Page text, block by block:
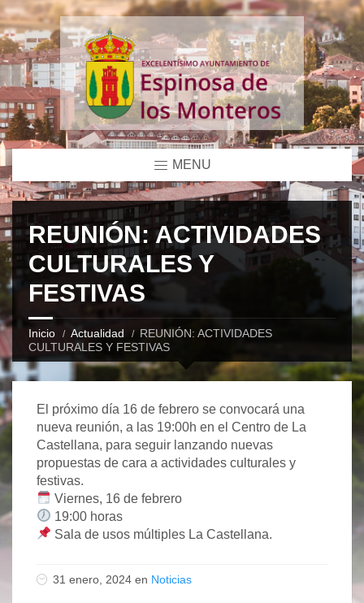
MENU
REUNIÓN: ACTIVIDADES
CULTURALES Y
FESTIVAS
Inicio Actualidad
REUNIÓN: ACTIVIDADES
CULTURALES Y FESTIVAS
El próximo día 16 de febrero se convocará una
nueva reunión, a las 19:00h en el Centro de La
Castellana, para seguir lanzando nuevas
propuestas de cara a actividades culturales y
festivas.
Viernes, 16 de febrero
19:00 horas
Sala de usos múltiples La Castellana.
31 enero, 2024 en Noticias